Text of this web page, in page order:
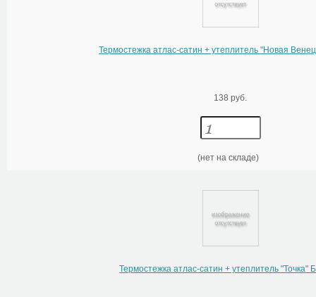
Термостежка атлас-сатин + утеплитель "Новая
138 руб.
(нет на складе)
Термостежка атлас-сатин + утеплитель